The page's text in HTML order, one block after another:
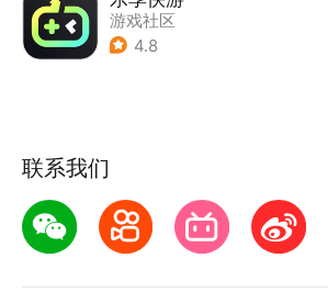
游戏社区
4.8
联系我们